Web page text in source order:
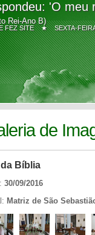
'O meu
Rei-Ano B)
SE FEZ SITE ★SEXTA-
de
da Bíblia
30/09/2016
Matriz de São